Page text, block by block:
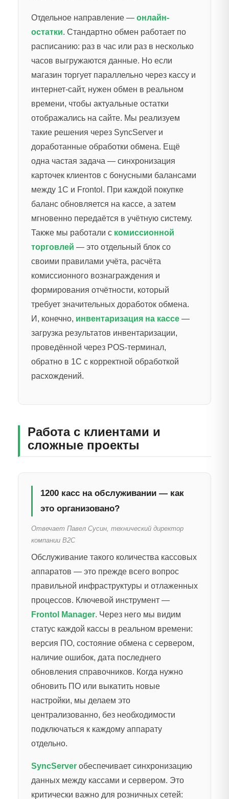
Отдельное направление — онлайн-
остатки. Стандартно обмен работает по
расписанию: раз в час или раз в несколько
часов выгружаются данные. Но если
магазин торгует параллельно через кассу и
интернет-сайт, нужен обмен в реальном
времени, чтобы актуальные остатки
отображались на сайте. Мы реализуем
такие решения через SyncServer и
доработанные обработки обмена. Ещё
одна частая задача — синхронизация
карточек клиентов с бонусными балансами
между 1С и Frontol. При каждой покупке
баланс обновляется на кассе, а затем
мгновенно передаётся в учётную систему.
Также мы работали с комиссионной
торговлей — это отдельный блок со
своими правилами учёта, расчёта
комиссионного вознаграждения и
формирования отчётности, который
требует значительных доработок обмена.
И, конечно, инвентаризация на кассе —
загрузка результатов инвентаризации,
проведённой через POS-терминал,
обратно в 1С с корректной обработкой
расхождений.
Работа с клиентами и
сложные проекты
1200 касс на обслуживании — как
это организовано?
Отвечает Павел Сусин, технический директор
компании B2C
Обслуживание такого количества кассовых
аппаратов — это прежде всего вопрос
правильной инфраструктуры и отлаженных
процессов. Ключевой инструмент —
Frontol Manager. Через него мы видим
статус каждой кассы в реальном времени:
версия ПО, состояние обмена с сервером,
наличие ошибок, дата последнего
обновления справочников. Когда нужно
обновить ПО или выкатить новые
настройки, мы делаем это
централизованно, без необходимости
подключаться к каждому аппарату
отдельно.
SyncServer обеспечивает синхронизацию
данных между кассами и сервером. Это
критически важно для розничных сетей: